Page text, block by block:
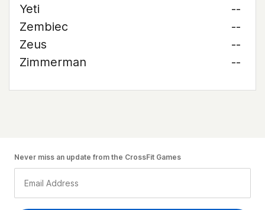
Yeti
--
Zembiec
--
Zeus
--
Zimmerman
--
Never miss an update from the CrossFit Games